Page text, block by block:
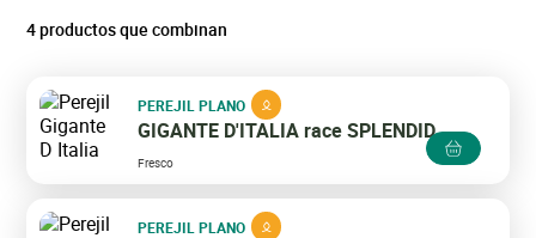
4 productos que combinan
PEREJIL PLANO
GIGANTE D'ITALIA race SPLENDID
Fresco
PEREJIL PLANO